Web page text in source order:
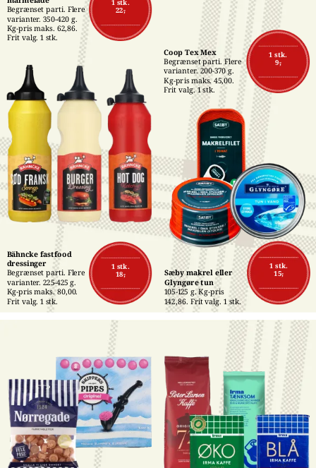
1 stk.
9,-
Coop Tex Mex
Begrænset parti. Flere
varianter. 200-370 g.
Kg-pris maks. 45,00.
Frit valg. 1 stk.
1 stk.
22,-
Begrænset parti. Flere
varianter. 350-420 g.
Kg-pris maks. 62,86.
Frit valg. 1 stk.
1 stk.
18,-
Bähncke fastfood
dressinger
Begrænset parti. Flere
varianter. 225-425 g.
Kg-pris maks. 80,00.
Frit valg. 1 stk.
1 stk.
15,-
Sæby makrel eller
Glyngøre tun
105-125 g. Kg-pris
142,86. Frit valg. 1 stk.